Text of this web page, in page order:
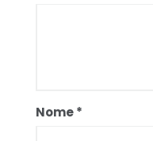
Nome*